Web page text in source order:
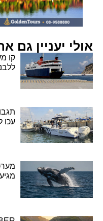
אולי יעניין גם
קו
עכו